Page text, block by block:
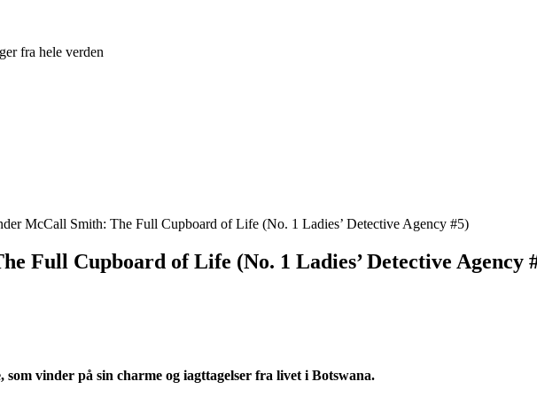
fra hele verden
McCall Smith: The Full Cupboard of Life (No. 1 Ladies’ Detective Agency #5)
Full Cupboard of Life (No. 1 Ladies’ Detective Agency
som vinder på sin charme og iagttagelser fra livet i Botswana.